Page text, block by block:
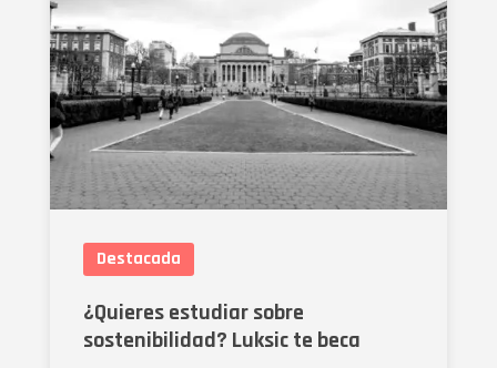
Destacada
¿Quieres estudiar sobre
sostenibilidad? Luksic te beca